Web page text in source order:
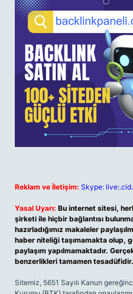
Reklam ve İletişim: Skype:
Yasal Uyarı: Bu internet sitesi,
şirketi ile hiçbir bağlantısı
hazırladığımız makaleler
haber niteliği taşımamakta olup,
paylaşım yapılmamaktadır.
benzerlikleri tamamen tesadüfidir.
Sitemiz, 5651 Sayılı Kanun